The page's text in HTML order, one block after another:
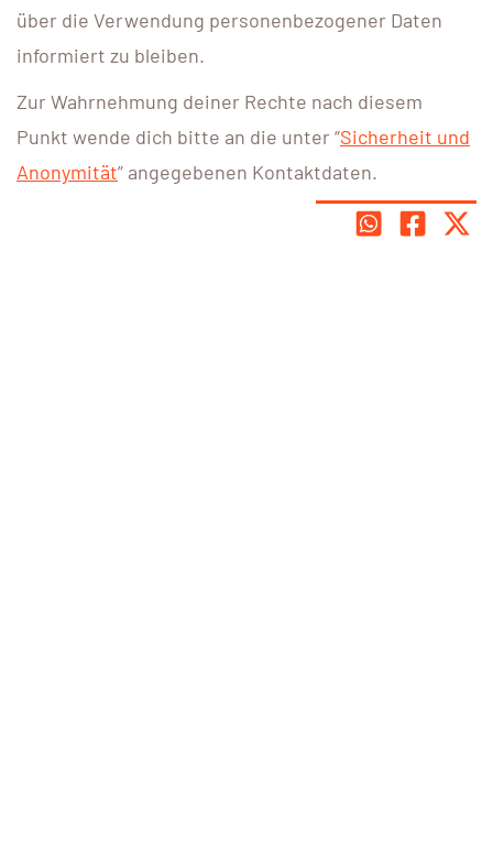
über die Verwendung personenbezogener Daten
informiert zu bleiben.
Zur Wahrnehmung deiner Rechte nach diesem
Punkt wende dich bitte an die unter “Sicherheit und
Anonymität” angegebenen Kontaktdaten.